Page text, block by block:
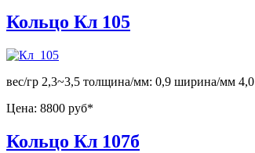
Кольцо Кл 105
вес/гр 2,3~3,5 толщина/мм: 0,9 ширина/мм 4,0
Цена: 8800 руб*
Кольцо Кл 107б